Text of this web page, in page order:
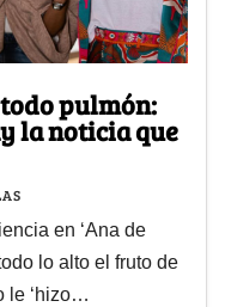
pulmón:
la noticia que
en ‘Ana de
lo alto el fruto de
le ‘hizo…